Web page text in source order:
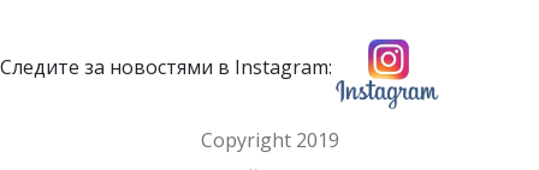
Copyright 2019
Следите за новостями в Instagram: